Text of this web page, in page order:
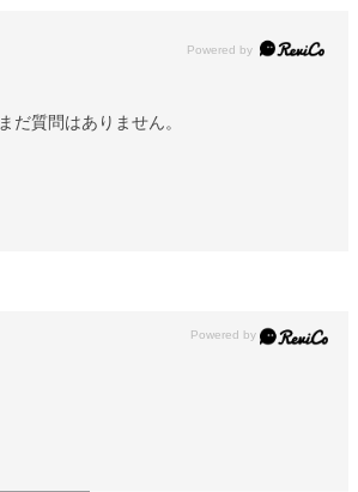
Powered by
まだ質問はありません。